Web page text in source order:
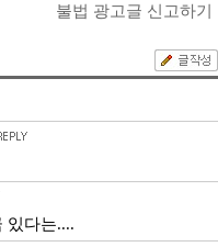
불법 광고글 신고하기
있다는....